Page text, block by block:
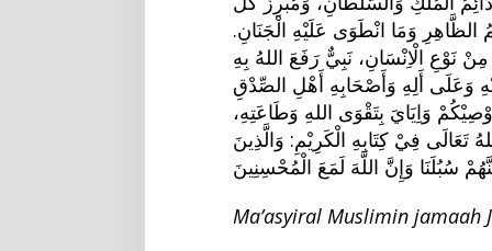
وَمَا انْطَوَى عَلَيْهِ الْجَنَانِ.
نَوْعِ الْاِنْسَانِ، نَبِيٌّ رَفَعَ اللهُ بِهِ
وَعَلَى أَلِهِ وَأَصْحَابِهِ أَهْلِ الصِّدْقِ
وَاِيَايَ بِتَقْوَى اللهِ وَطَاعَتِهِ،
تَعَالَى فِيْ كِتَابِهِ الْكَرِيْمِ: وَالَّذِينَ
سُبُلَنَا وَإِنَّ اللَّهَ لَمَعَ الْمُحْسِنِينَ
Ma’asyiral Muslimin